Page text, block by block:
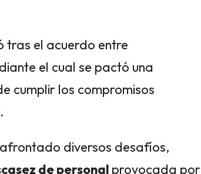
tras el acuerdo entre
el cual se pactó una
cumplir los compromisos
diversos desafíos,
de personal provocada por